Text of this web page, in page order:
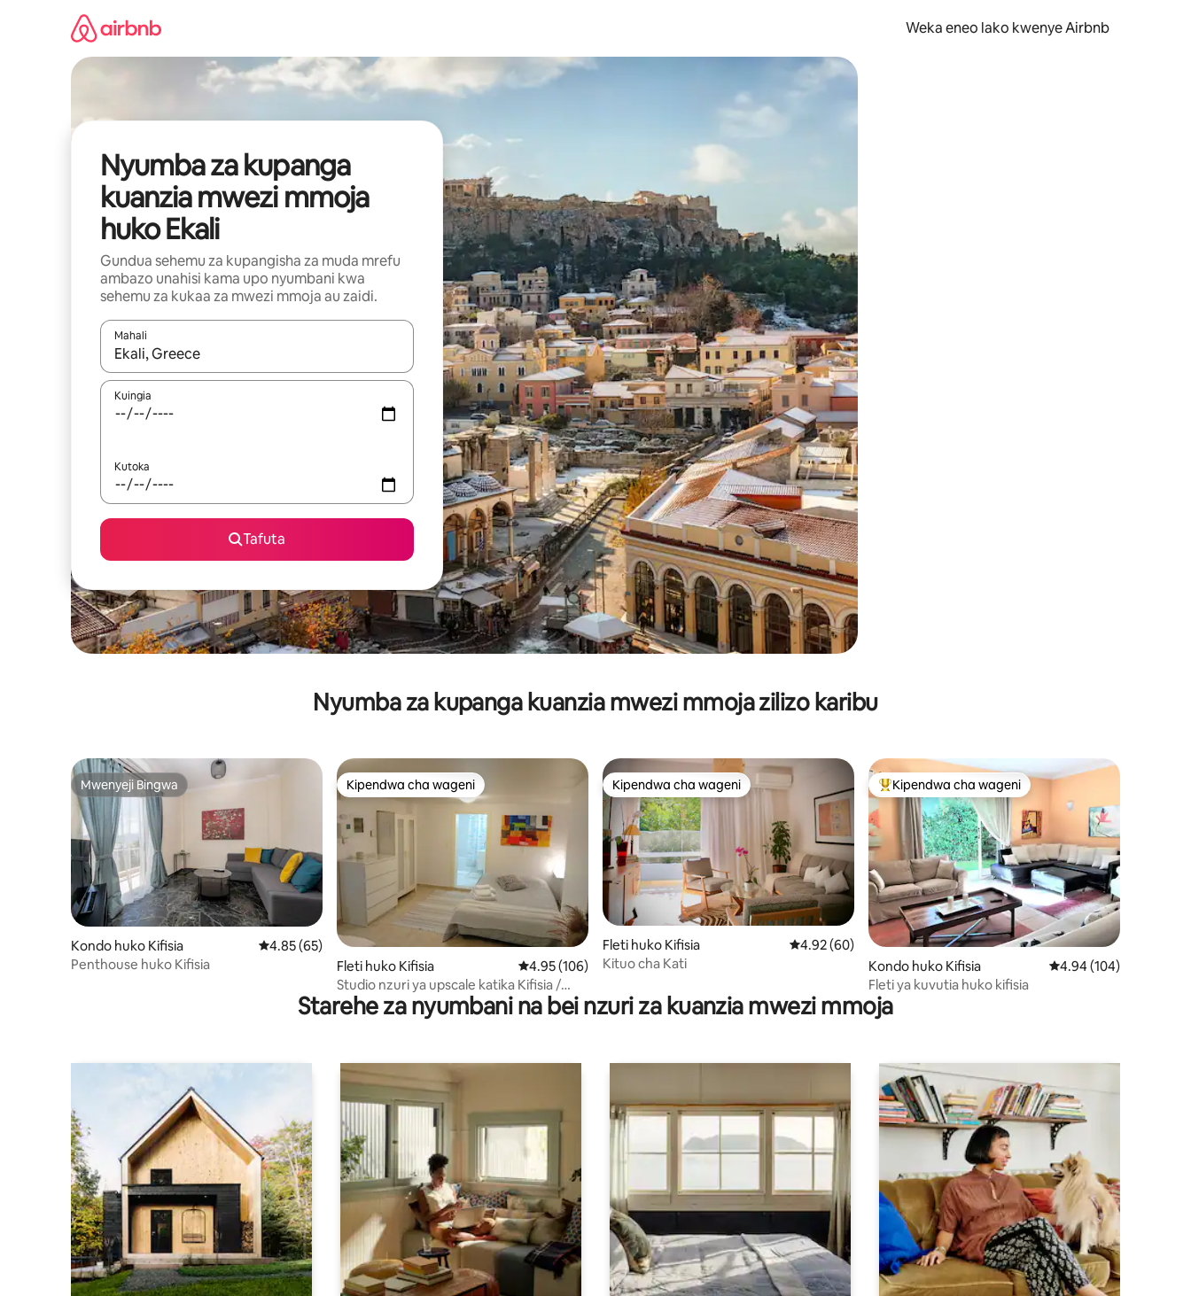
Weka eneo lako kwenye Airbnb
Nyumba za kupanga
kuanzia mwezi mmoja
huko Ekali
Gundua sehemu za kupangisha za muda mrefu
ambazo unahisi kama upo nyumbani kwa
sehemu za kukaa za mwezi mmoja au zaidi.
Mahali
Wakati matokeo yanapatikana, vinjari kwa kutumia vitufe vya vishale vya juu na chini au uchunguze kwa kugusa au kutelezesha kidole kwenye ishara.
Kuingia
Kutoka
Tafuta
Nyumba za kupanga kuanzia mwezi mmoja zilizo karibu
Mwenyeji Bingwa
Mwenyeji Bingwa
Kondo huko Kifisia Ukadiriaji wa wastani wa 4.85 kati ya 5, tathmini 65
4.85 (65)
Penthouse huko Kifisia
Kipendwa cha wageni
Kipendwa cha wageni
Fleti huko Kifisia Ukadiriaji wa wastani wa 4.95 kati ya 5, tathmini 106
4.95 (106)
Studio nzuri ya upscale katika Kifisia /
Kefalari
Kipendwa cha wageni
Kipendwa cha wageni
Fleti huko Kifisia Ukadiriaji wa wastani wa 4.92 kati ya 5, tathmini 60
4.92 (60)
Kituo cha Kati
Kipendwa maarufu cha wageni
Kipendwa cha wageni
Kondo huko Kifisia Ukadiriaji wa wastani
4.94 (104)
Fleti ya kuvutia huko kifisia
Starehe za nyumbani na bei nzuri za kuanzia mwezi mmoja